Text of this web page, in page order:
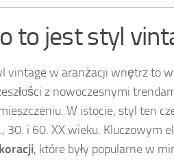
to jest styl
vintage w aranżacji wnętrz to
z nowoczesnymi
W istocie, styl ten
30. i 60. XX wieku. Kluczowym
, które były popularne w